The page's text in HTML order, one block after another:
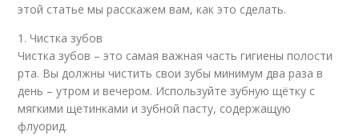
этой статье мы расскажем вам, как это сделать.
1. Чистка зубов
Чистка зубов – это самая важная часть гигиены полости
рта. Вы должны чистить свои зубы минимум два раза в
день – утром и вечером. Используйте зубную щётку с
мягкими щетинками и зубной пасту, содержащую
флуорид.